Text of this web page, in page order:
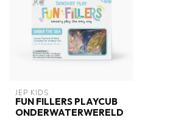
JEP KIDS
FUN FILLERS PLAYCUB
ONDERWATERWERELD